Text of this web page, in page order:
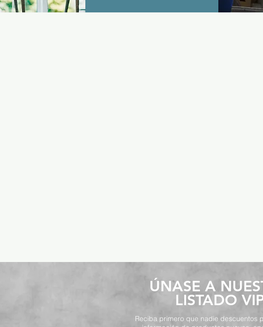
​ÚNASE A
LISTADO
Reciba primero que nadie descuentos